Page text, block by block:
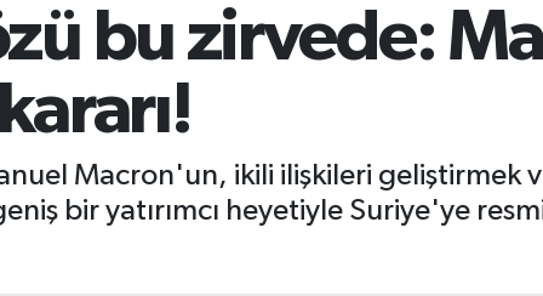
bu zirvede:
Macron'un, ikili ilişkileri geliştirmek
bir yatırımcı heyetiyle Suriye'ye